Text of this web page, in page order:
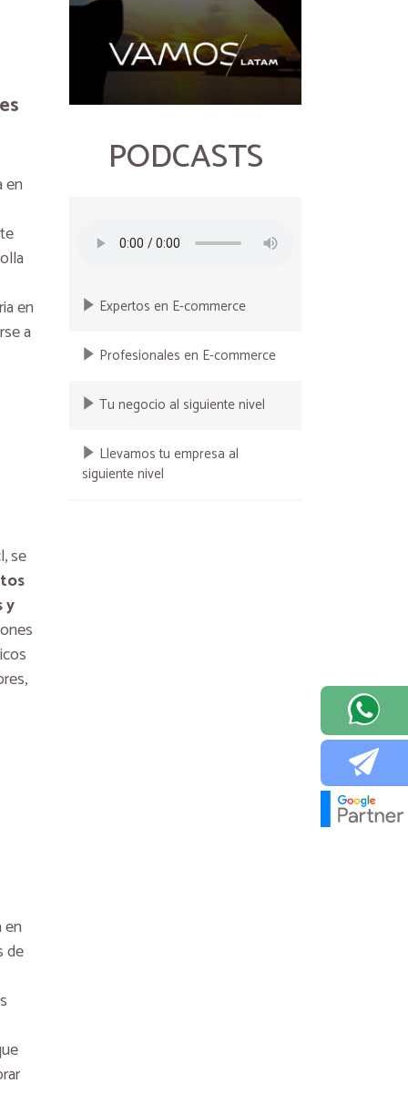
en
en
a
se
y
de
PODCASTS
Expertos en E-commerce
Profesionales en E-commerce
Tu negocio al siguiente nivel
Llevamos tu empresa al
siguiente nivel